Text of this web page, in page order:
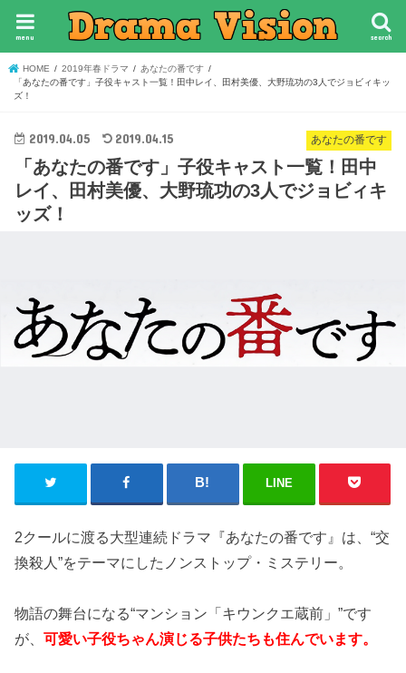
search
menu
HOME 2019年春ドラマ
あなたの番です
「あなたの番です」子役キャスト一覧！田中レイ、田村美優、大野琉功の3人でジョビィキッ
ズ！
あなたの番です
2019.04.05 2019.04.15
「あなたの番です」子役キャスト一覧！田中
レイ、田村美優、大野琉功の3人でジョビィキ
ッズ！
LINE
2クールに渡る大型連続ドラマ『あなたの番です』は、“交
換殺人”をテーマにしたノンストップ・ミステリー。
物語の舞台になる“マンション「キウンクエ蔵前」”です
が、可愛い子役ちゃん演じる子供たちも住んでいます。